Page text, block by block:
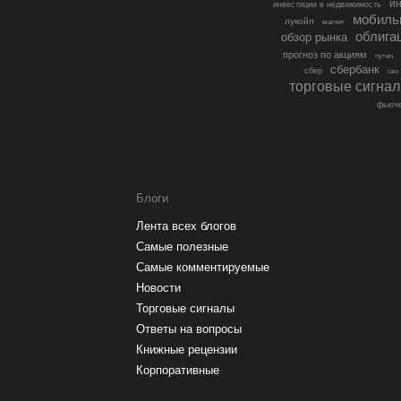
инвестиции в недвижимость
лукойл магнит
обзор рынка
прогноз по акциям
путин
сбер сбербанк сво
торговые
Блоги
Лента всех блогов
Самые полезные
Самые комментируемые
Новости
Торговые сигналы
Ответы на вопросы
Книжные рецензии
Корпоративные